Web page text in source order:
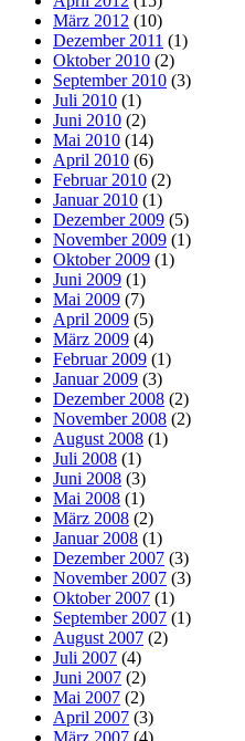
März 2012 (10)
Dezember 2011 (1)
Oktober 2010 (2)
September 2010 (3)
Juli 2010 (1)
Juni 2010 (2)
Mai 2010 (14)
April 2010 (6)
Februar 2010 (2)
Januar 2010 (1)
Dezember 2009 (5)
November 2009 (1)
Oktober 2009 (1)
Juni 2009 (1)
Mai 2009 (7)
April 2009 (5)
März 2009 (4)
Februar 2009 (1)
Januar 2009 (3)
Dezember 2008 (2)
November 2008 (2)
August 2008 (1)
Juli 2008 (1)
Juni 2008 (3)
Mai 2008 (1)
März 2008 (2)
Januar 2008 (1)
Dezember 2007 (3)
November 2007 (3)
Oktober 2007 (1)
September 2007 (1)
August 2007 (2)
Juli 2007 (4)
Juni 2007 (2)
Mai 2007 (2)
April 2007 (3)
März 2007 (4)